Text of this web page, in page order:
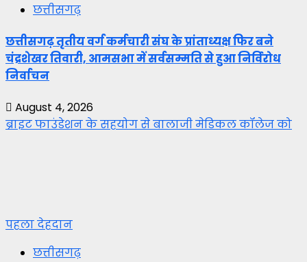
छत्तीसगढ़
छत्तीसगढ़ तृतीय वर्ग कर्मचारी संघ के प्रांताध्यक्ष फिर बने
चंद्रशेखर तिवारी, आमसभा में सर्वसम्मति से हुआ निर्विरोध
निर्वाचन
August 4, 2026
ब्राइट फाउंडेशन के सहयोग से बालाजी मेडिकल कॉलेज को
पहला देहदान
छत्तीसगढ़